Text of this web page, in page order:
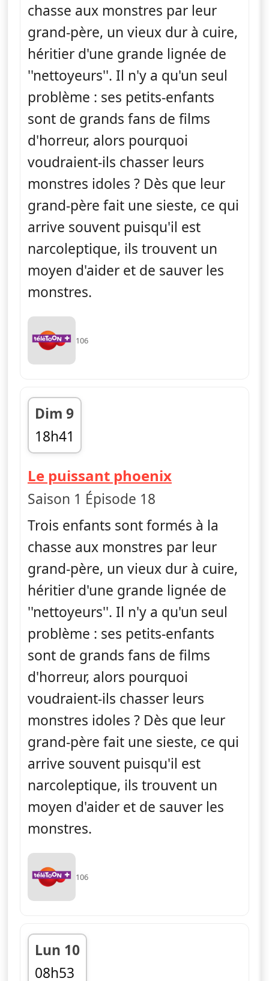
chasse aux monstres par leur
grand-père, un vieux dur à cuire,
héritier d'une grande lignée de
''nettoyeurs''. Il n'y a qu'un seul
problème : ses petits-enfants
sont de grands fans de films
d'horreur, alors pourquoi
voudraient-ils chasser leurs
monstres idoles ? Dès que leur
grand-père fait une sieste, ce qui
arrive souvent puisqu'il est
narcoleptique, ils trouvent un
moyen d'aider et de sauver les
monstres.
106
Dim 9
18h41
fin 18h56
Le puissant phoenix— Monster
Saison 1 Épisode 18
Trois enfants sont formés à la
chasse aux monstres par leur
grand-père, un vieux dur à cuire,
héritier d'une grande lignée de
''nettoyeurs''. Il n'y a qu'un seul
problème : ses petits-enfants
sont de grands fans de films
d'horreur, alors pourquoi
voudraient-ils chasser leurs
monstres idoles ? Dès que leur
grand-père fait une sieste, ce qui
arrive souvent puisqu'il est
narcoleptique, ils trouvent un
moyen d'aider et de sauver les
monstres.
106
Lun 10
08h53